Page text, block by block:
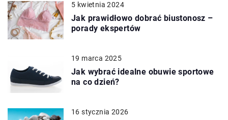
5 kwietnia 2024
Jak prawidłowo dobrać biustonosz –
porady ekspertów
19 marca 2025
Jak wybrać idealne obuwie sportowe
na co dzień?
16 stycznia 2026